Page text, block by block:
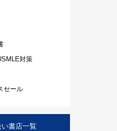
対策
セール
書店一覧